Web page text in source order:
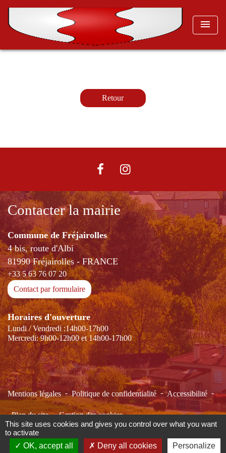
menu
Retour
Contacter la mairie
Commune de Fréjairolles
4 bis, route d'Albi
81990 Fréjairolles - FRANCE
+33 5 63 76 07 20
Contact par formulaire
Horaires d'ouverture
Lundi / Vendredi :14h00-17h00
Mercredi: 9h00-12h00 et 14h00-17h00
Mentions légales - Politique de confidentialité - Accessibilité -
Plan du site - Gestion des cookies
Site créé en partenariat avec Réseau des Communes
This site uses cookies and gives you control over what you want
to activate
OK, accept all
Deny all cookies Personalize